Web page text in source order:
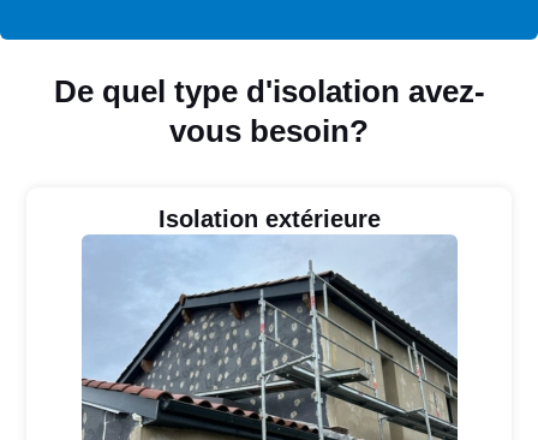
De quel type d'isolation avez-
vous besoin?
Isolation extérieure